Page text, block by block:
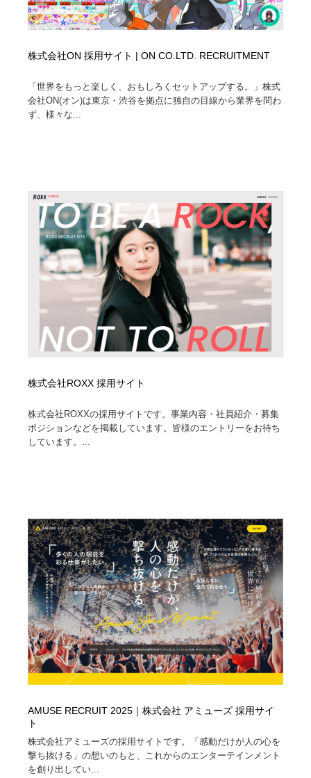
株式会社ON 採用サイト | ON CO.LTD. RECRUITMENT
「世界をもっと楽しく、おもしろくセットアップする。」株式
会社ON(オン)は東京・渋谷を拠点に独自の目線から業界を問わ
ず、様々な...
株式会社ROXX 採用サイト
株式会社ROXXの採用サイトです。事業内容・社員紹介・募集
ポジションなどを掲載しています。皆様のエントリーをお待ち
しています。...
AMUSE RECRUIT 2025｜株式会社 アミューズ 採用サイ
ト
株式会社アミューズの採用サイトです。「感動だけが人の心を
撃ち抜ける」の想いのもと、これからのエンターテインメント
を創り出してい...